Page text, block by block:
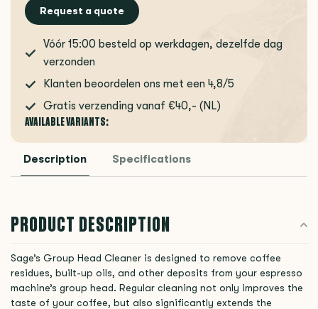
Request a quote
Vóór 15:00 besteld op werkdagen, dezelfde dag
verzonden
Klanten beoordelen ons met een 4,8/5
Gratis verzending vanaf €40,- (NL)
AVAILABLE VARIANTS:
Description Specifications
PRODUCT DESCRIPTION
Sage’s Group Head Cleaner is designed to remove coffee
residues, built-up oils, and other deposits from your espresso
machine’s group head. Regular cleaning not only improves the
taste of your coffee, but also significantly extends the